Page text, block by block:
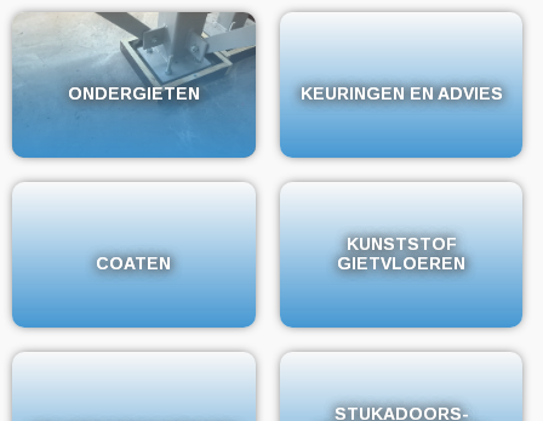
ONDERGIETEN
ONDERGIETEN KEURINGEN EN ADVIES
KEURINGEN EN ADVIES
COATEN
COATEN
KUNSTSTOF
GIETVLOEREN
KUNSTSTOF
GIETVLOEREN
STUKADOORS-
STUKADOORS-